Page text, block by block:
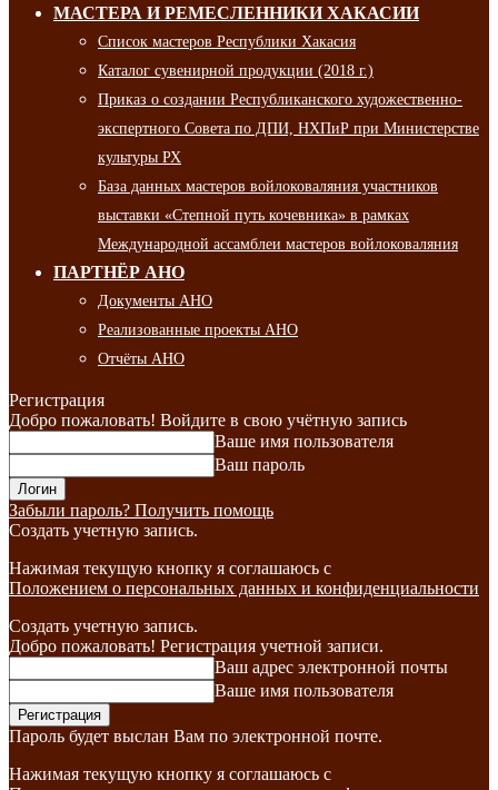
МАСТЕРА И РЕМЕСЛЕННИКИ ХАКАСИИ
Список мастеров Республики Хакасия
Каталог сувенирной продукции (2018 г.)
Приказ о создании Республиканского художественно-
экспертного Совета по ДПИ, НХПиР при Министерстве
культуры РХ
База данных мастеров войлоковаляния участников
выставки «Степной путь кочевника» в рамках
Международной ассамблеи мастеров войлоковаляния
ПАРТНЁР АНО
Документы АНО
Реализованные проекты АНО
Отчёты АНО
Регистрация
Добро пожаловать! Войдите в свою учётную запись
Ваше имя пользователя
Ваш пароль
Забыли пароль? Получить помощь
Создать учетную запись.
Нажимая текущую кнопку я соглашаюсь с
Положением о персональных данных и конфиденциальности
Создать учетную запись.
Добро пожаловать! Регистрация учетной записи.
Ваш адрес электронной почты
Ваше имя пользователя
Пароль будет выслан Вам по электронной почте.
Нажимая текущую кнопку я соглашаюсь с